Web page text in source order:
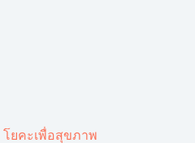
โยคะเพื่อสุขภาพ